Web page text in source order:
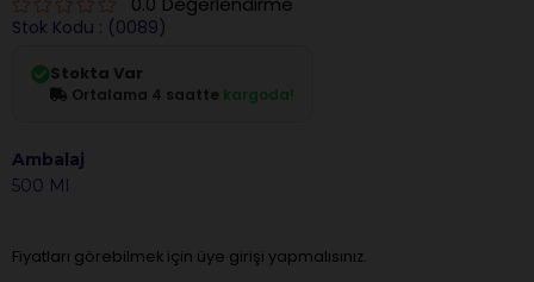
Stok Kodu (0089)
Stokta Var
Ortalama 4 saatte kargoda!
Ambalaj
500 Ml
Fiyatları görebilmek için üye girişi yapmalısınız.